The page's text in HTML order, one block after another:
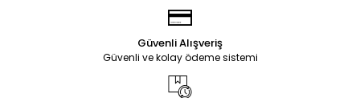
Güvenli Alışveriş
Güvenli ve kolay ödeme sistemi